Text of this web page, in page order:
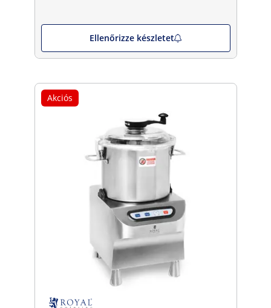
Ellenőrizze készletet
Akciós